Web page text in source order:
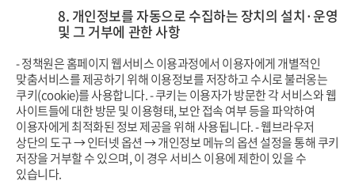
8. 개인정보를 자동으로 수집하는 장치의 설치·운영
및 그 거부에 관한 사항
- 정책원은 홈페이지 웹서비스 이용과정에서 이용자에게 개별적인
맞춤서비스를 제공하기 위해 이용정보를 저장하고 수시로 불러옹는
쿠키(cookie)를 사용합니다.- 쿠키는 이용자가 방문한 각 서비스와 웹
사이트들에 대한 방문 및 이용형태, 보안 접속 여부 등을 파악하여
이용자에게 최적화된 정보 제공을 위해 사용됩니다.- 웹브라우저
상단의 도구 → 인터넷 옵션 → 개인정보 메뉴의 옵션 설정을 통해 쿠키
저장을 거부할 수 있으며, 이 경우 서비스 이용에 제한이 있을 수
있습니다.